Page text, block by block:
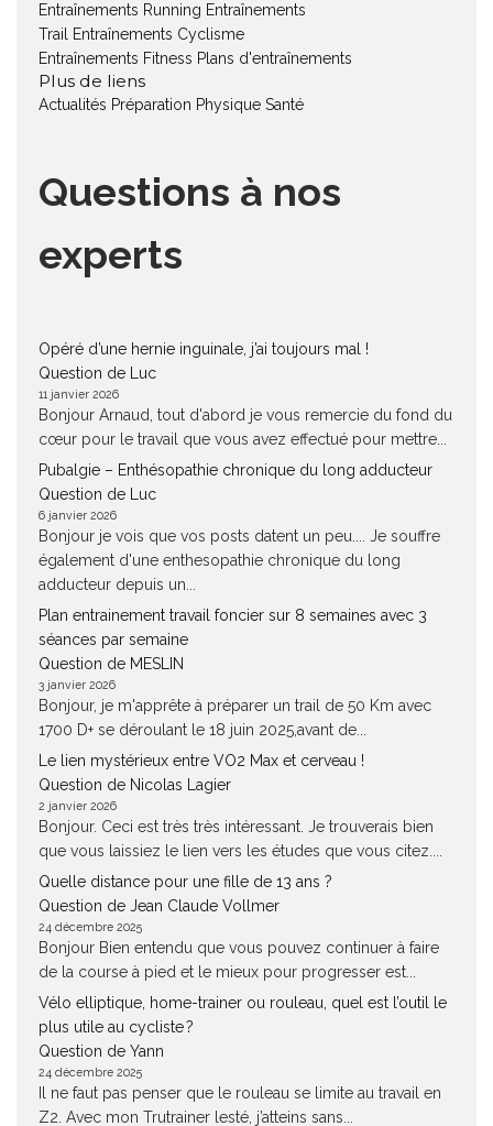
Entraînements Running Entraînements
Trail
Entraînements Cyclisme
Entraînements Fitness Plans d'entraînements
Plus de liens
Actualités Préparation Physique Santé
Questions à nos
experts
Opéré d’une hernie inguinale, j’ai toujours mal !
Question de Luc
11 janvier 2026
Bonjour Arnaud, tout d'abord je vous remercie du fond du
cœur pour le travail que vous avez effectué pour mettre...
Pubalgie – Enthésopathie chronique du long adducteur
Question de Luc
6 janvier 2026
Bonjour je vois que vos posts datent un peu.... Je souffre
également d'une enthesopathie chronique du long
adducteur depuis un...
Plan entrainement travail foncier sur 8 semaines avec 3
séances par semaine
Question de MESLIN
3 janvier 2026
Bonjour, je m'apprête à préparer un trail de 50 Km avec
1700 D+ se déroulant le 18 juin 2025,avant de...
Le lien mystérieux entre VO2 Max et cerveau !
Question de Nicolas Lagier
2 janvier 2026
Bonjour. Ceci est très très intéressant. Je trouverais bien
que vous laissiez le lien vers les études que vous citez....
Quelle distance pour une fille de 13 ans ?
Question de Jean Claude Vollmer
24 décembre 2025
Bonjour Bien entendu que vous pouvez continuer à faire
de la course à pied et le mieux pour progresser est...
Vélo elliptique, home-trainer ou rouleau, quel est l’outil le
plus utile au cycliste ?
Question de Yann
24 décembre 2025
Il ne faut pas penser que le rouleau se limite au travail en
Z2. Avec mon Trutrainer lesté, j’atteins sans...